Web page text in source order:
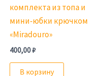
комплекта из топа и
мини-юбки крючком
«Miradouro»
400,00₽
В корзину